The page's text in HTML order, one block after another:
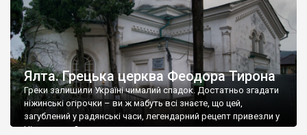
Ялта. Грецька церква Феодора Тирона
Греки залишили Україні чималий спадок. Достатньо згадати
ніжинські огірочки – ви ж мабуть всі знаєте, що цей,
загублений у радянські часи, легендарний рецепт привезли у
Ніжин греки?